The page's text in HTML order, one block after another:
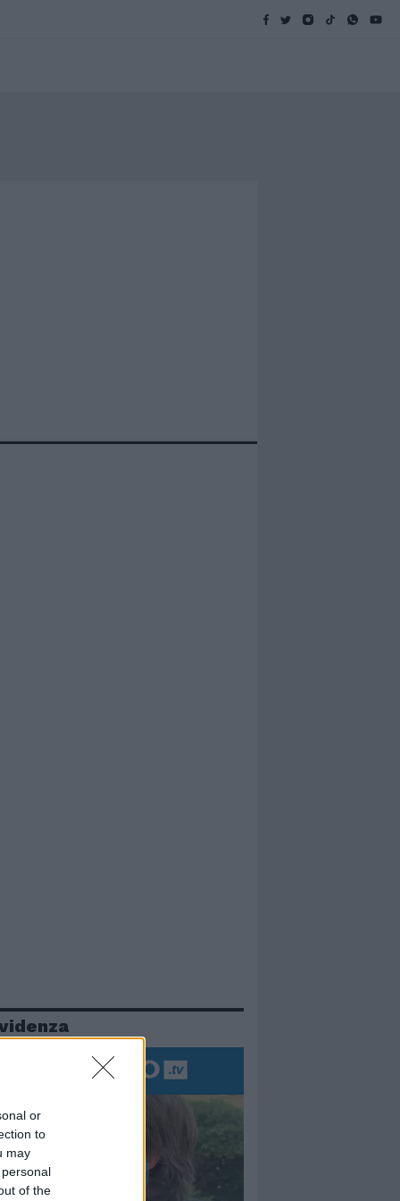
or
to
may
of the